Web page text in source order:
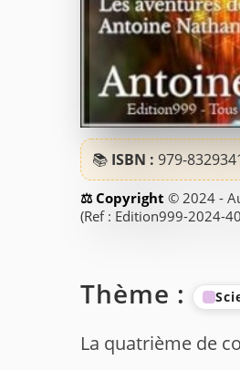
📚 ISBN : 979-
© 2024 -
(Ref : Edition999-2024-
Thème :
La quatrième de